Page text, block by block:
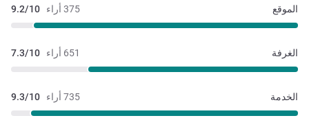
375 أراء 9.2/10 الموقع
651 أراء 7.3/10 الغرفة
735 أراء 9.3/10 الخدمة